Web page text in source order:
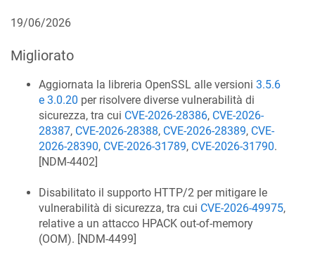
19/06/2026
Migliorato
Aggiornata la libreria OpenSSL alle versioni 3.5.6
e 3.0.20 per risolvere diverse vulnerabilità di
sicurezza, tra cui CVE-2026-28386, CVE-2026-
28387, CVE-2026-28388, CVE-2026-28389, CVE-
2026-28390, CVE-2026-31789, CVE-2026-31790.
[NDM-4402]
Disabilitato il supporto HTTP/2 per mitigare le
vulnerabilità di sicurezza, tra cui CVE-2026-49975,
relative a un attacco HPACK out-of-memory
(OOM). [NDM-4499]